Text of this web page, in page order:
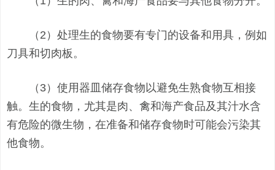
（2）处理生的食物要有专门的设备和用具，例如
刀具和切肉板。
（3）使用器皿储存食物以避免生熟食物互相接
触。生的食物，尤其是肉、禽和海产食品及其汁水含
有危险的微生物，在准备和储存食物时可能会污染其
他食物。